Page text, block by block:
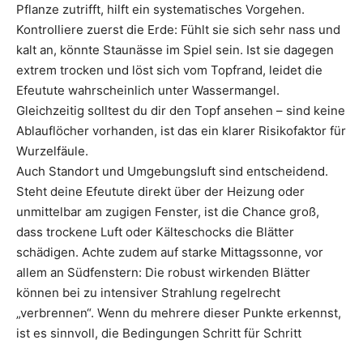
Pflanze zutrifft, hilft ein systematisches Vorgehen.
Kontrolliere zuerst die Erde: Fühlt sie sich sehr nass und
kalt an, könnte Staunässe im Spiel sein. Ist sie dagegen
extrem trocken und löst sich vom Topfrand, leidet die
Efeutute wahrscheinlich unter Wassermangel.
Gleichzeitig solltest du dir den Topf ansehen – sind keine
Ablauflöcher vorhanden, ist das ein klarer Risikofaktor für
Wurzelfäule.
Auch Standort und Umgebungsluft sind entscheidend.
Steht deine Efeutute direkt über der Heizung oder
unmittelbar am zugigen Fenster, ist die Chance groß,
dass trockene Luft oder Kälteschocks die Blätter
schädigen. Achte zudem auf starke Mittagssonne, vor
allem an Südfenstern: Die robust wirkenden Blätter
können bei zu intensiver Strahlung regelrecht
„verbrennen“. Wenn du mehrere dieser Punkte erkennst,
ist es sinnvoll, die Bedingungen Schritt für Schritt